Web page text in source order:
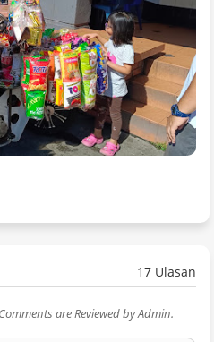
17 Ulasan
are Reviewed by Admin.